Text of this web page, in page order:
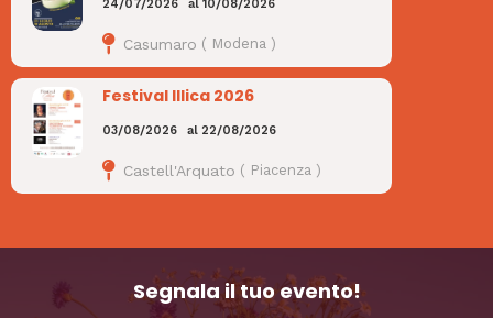
24/07/2026 al 10/08/2026
Casumaro ( Modena )
Festival Illica 2026
03/08/2026 al 22/08/2026
Castell'Arquato ( Piacenza)
Segnala il tuo evento!